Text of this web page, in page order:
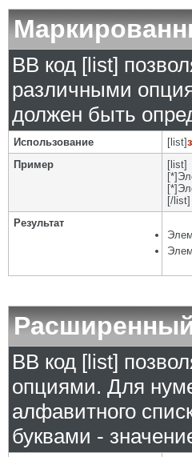
BB код [list]
различными
должен быть
Использование [list]
Пример
[list]
[/list]
Результат
BB код [list]
опциями. Для
алфавитного
буквами -